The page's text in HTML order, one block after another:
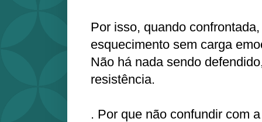
Por isso, quando
esquecimento sem carga
Não há nada sendo
resistência.
. Por que não confundir com